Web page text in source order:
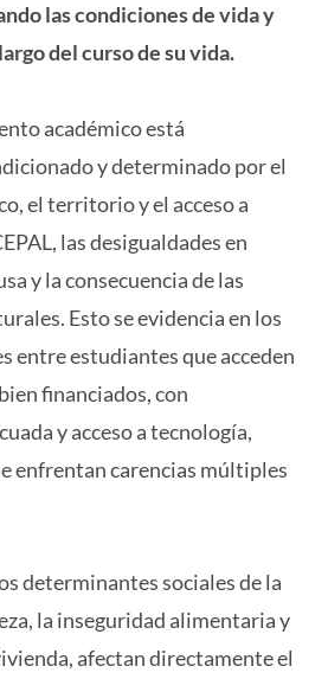
las condiciones de vida y
del curso de su vida.
académico está
y determinado por el
el territorio y el acceso a
las desigualdades en
y la consecuencia de las
Esto se evidencia en los
entre estudiantes que acceden
financiados, con
y acceso a tecnología,
enfrentan carencias múltiples
determinantes sociales de la
la inseguridad alimentaria y
afectan directamente el